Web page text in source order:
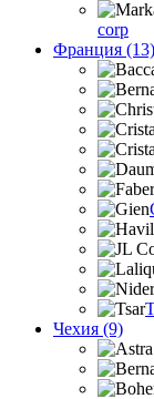
corp
Франция (13)
Чехия (9)